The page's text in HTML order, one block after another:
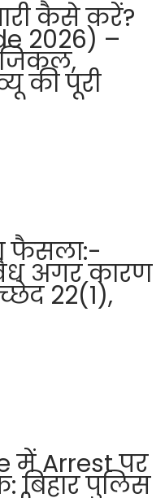
कैसे करें?
2026) –
की पूरी
फैसला:-
अगर कारण
22(1),
में Arrest पर
बिहार पुलिस